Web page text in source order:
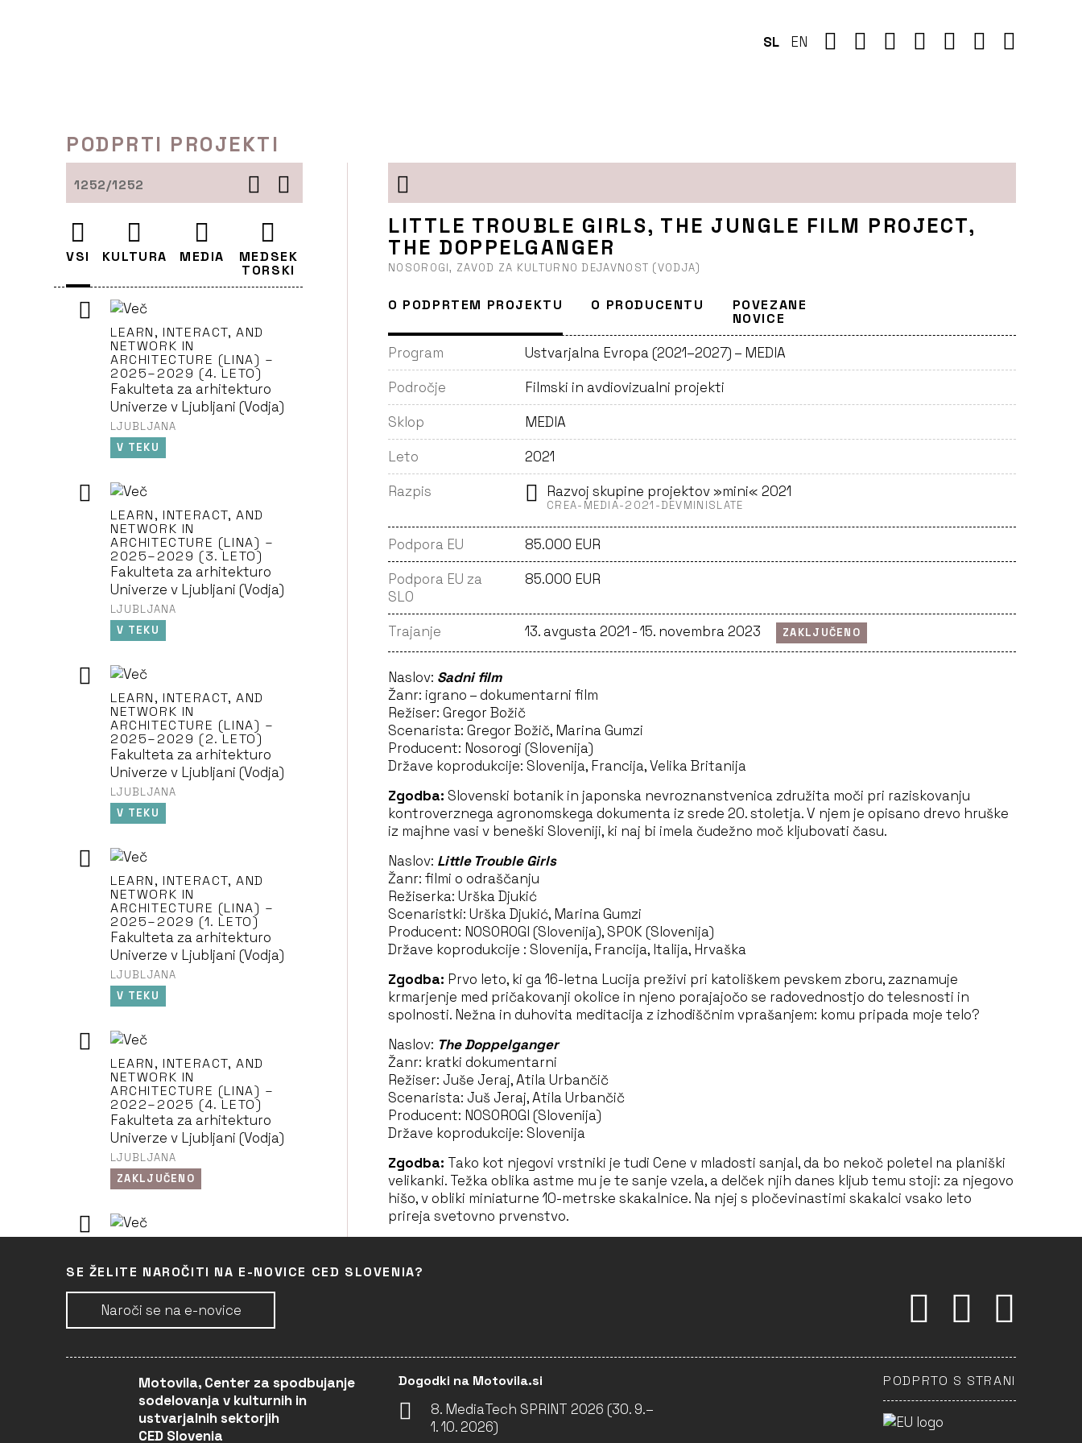
SL EN
PODPRTI PROJEKTI
1252/1252
VSI KULTURA MEDIA
MEDSEK
TORSKI
LEARN, INTERACT, AND
NETWORK IN
ARCHITECTURE (LINA) –
2025–2029 (4. LETO)
Fakulteta za arhitekturo
Univerze v Ljubljani (Vodja)
LJUBLJANA
V TEKU
LEARN, INTERACT, AND
NETWORK IN
ARCHITECTURE (LINA) –
2025–2029 (3. LETO)
Fakulteta za arhitekturo
Univerze v Ljubljani (Vodja)
LJUBLJANA
V TEKU
LEARN, INTERACT, AND
NETWORK IN
ARCHITECTURE (LINA) –
2025–2029 (2. LETO)
Fakulteta za arhitekturo
Univerze v Ljubljani (Vodja)
LJUBLJANA
V TEKU
LEARN, INTERACT, AND
NETWORK IN
ARCHITECTURE (LINA) –
2025–2029 (1. LETO)
Fakulteta za arhitekturo
Univerze v Ljubljani (Vodja)
LJUBLJANA
V TEKU
LEARN, INTERACT, AND
NETWORK IN
ARCHITECTURE (LINA) –
2022–2025 (4. LETO)
Fakulteta za arhitekturo
Univerze v Ljubljani (Vodja)
LJUBLJANA
ZAKLJUČENO
ARCHITECTURE (LINA) –
Fakulteta za arhitekturo
Univerze v Ljubljani (Vodja)
ZAKLJUČENO
LEARN, INTERACT, AND
LITTLE TROUBLE GIRLS, THE JUNGLE FILM PROJECT,
THE DOPPELGANGER
NOSOROGI, ZAVOD ZA KULTURNO DEJAVNOST (VODJA)
O PODPRTEM PROJEKTU O PRODUCENTU
POVEZANE
NOVICE
Program
Ustvarjalna Evropa (2021–2027) – MEDIA
Področje
Filmski in avdiovizualni projekti
Sklop
MEDIA
Leto
2021
Razpis
Razvoj skupine projektov »mini« 2021
CREA-MEDIA-2021-DEVMINISLATE
Podpora EU
85.000 EUR
Podpora EU za
SLO
85.000 EUR
Trajanje 13. avgusta 2021 - 15. novembra 2023 ZAKLJUČENO
Naslov: Sadni film
Žanr: igrano – dokumentarni film
Režiser: Gregor Božič
Scenarista: Gregor Božič, Marina Gumzi
Producent: Nosorogi (Slovenija)
Države koprodukcije: Slovenija, Francija, Velika Britanija
Zgodba: Slovenski botanik in japonska nevroznanstvenica združita moči pri raziskovanju
kontroverznega agronomskega dokumenta iz srede 20. stoletja. V njem je opisano drevo hruške
iz majhne vasi v beneški Sloveniji, ki naj bi imela čudežno moč kljubovati času.
Naslov: Little Trouble Girls
Žanr: filmi o odraščanju
Režiserka: Urška Djukić
Scenaristki: Urška Djukić, Marina Gumzi
Producent: NOSOROGI (Slovenija), SPOK (Slovenija)
Države koprodukcije : Slovenija, Francija, Italija, Hrvaška
Zgodba: Prvo leto, ki ga 16-letna Lucija preživi pri katoliškem pevskem zboru, zaznamuje
krmarjenje med pričakovanji okolice in njeno porajajočo se radovednostjo do telesnosti in
spolnosti. Nežna in duhovita meditacija z izhodiščnim vprašanjem: komu pripada moje telo?
Naslov: The Doppelganger
Žanr: kratki dokumentarni
Režiser: Juše Jeraj, Atila Urbančič
Scenarista: Juš Jeraj, Atila Urbančič
Producent: NOSOROGI (Slovenija)
Države koprodukcije: Slovenija
Zgodba: Tako kot njegovi vrstniki je tudi Cene v mladosti sanjal, da bo nekoč poletel na planiški
velikanki. Težka oblika astme mu je te sanje vzela, a delček njih danes kljub temu stoji: za njegovo
hišo, v obliki miniaturne 10-metrske skakalnice. Na njej s pločevinastimi skakalci vsako leto
prireja svetovno prvenstvo.
SE ŽELITE NAROČITI NA E-NOVICE CED SLOVENIA?
Naroči se na e-novice
Motovila, Center za spodbujanje
sodelovanja v kulturnih in
ustvarjalnih sektorjih
CED Slovenia
Dogodki na Motovila.si
8. MediaTech SPRINT 2026 (30. 9.–
1. 10. 2026)
PODPRTO S STRANI